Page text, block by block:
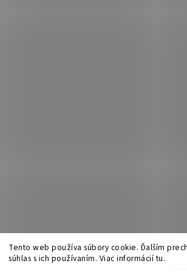
Tento web používa súbory cookie. Ďalším
súhlas s ich používaním. Viac informácií tu.